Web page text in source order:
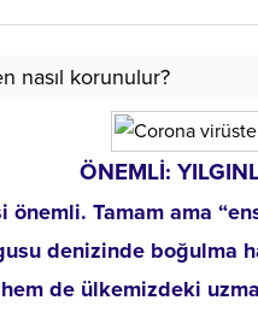
nasıl korunulur?
ÖNEMLİ:
önemli. Tamam ama
denizinde boğulma
de ülkemizdeki